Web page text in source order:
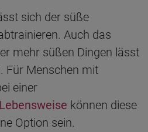
sich der süße
Auch das
mehr süßen Dingen lässt
Für Menschen mit
einer
können diese
Option sein.